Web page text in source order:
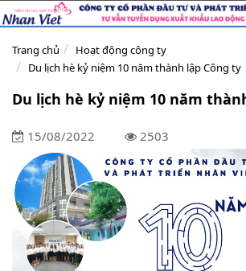
Trang chủ
Hoạt động công ty
Du lịch hè kỷ niệm 10 năm thành lập Công ty
Du lịch hè kỷ niệm 10 năm
15/08/2022 2503